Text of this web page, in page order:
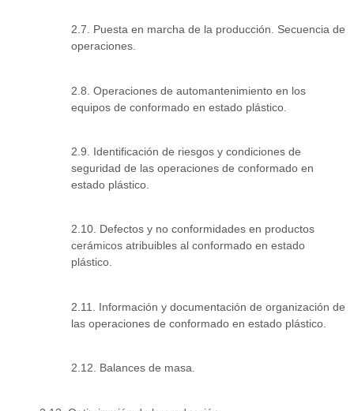
2.7. Puesta en marcha de la producción. Secuencia de
operaciones.
2.8. Operaciones de automantenimiento en los
equipos de conformado en estado plástico.
2.9. Identificación de riesgos y condiciones de
seguridad de las operaciones de conformado en
estado plástico.
2.10. Defectos y no conformidades en productos
cerámicos atribuibles al conformado en estado
plástico.
2.11. Información y documentación de organización de
las operaciones de conformado en estado plástico.
2.12. Balances de masa.